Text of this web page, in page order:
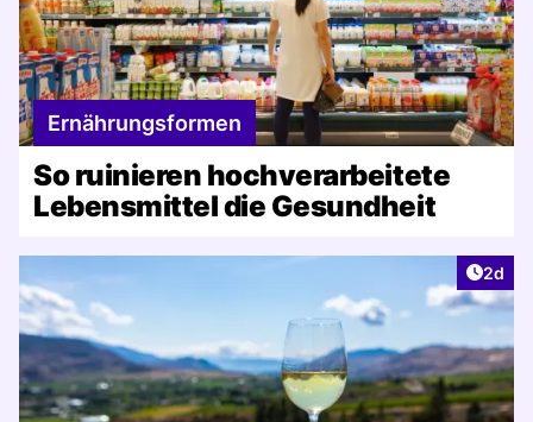
Ernährungsformen
So ruinieren hochverarbeitete
Lebensmittel die Gesundheit
2d